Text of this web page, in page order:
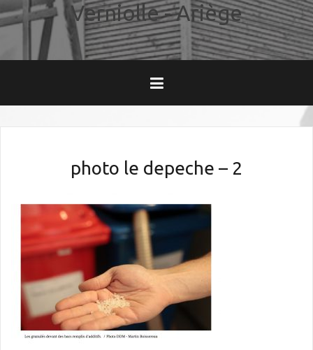
Verniolle - Ariège
photo le depeche – 2